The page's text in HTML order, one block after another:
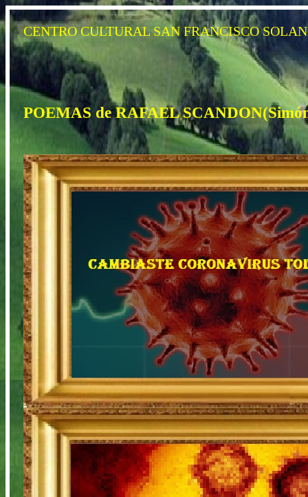
CENTRO CULTURAL SAN FRANCISCO
POEMAS de RAFAEL